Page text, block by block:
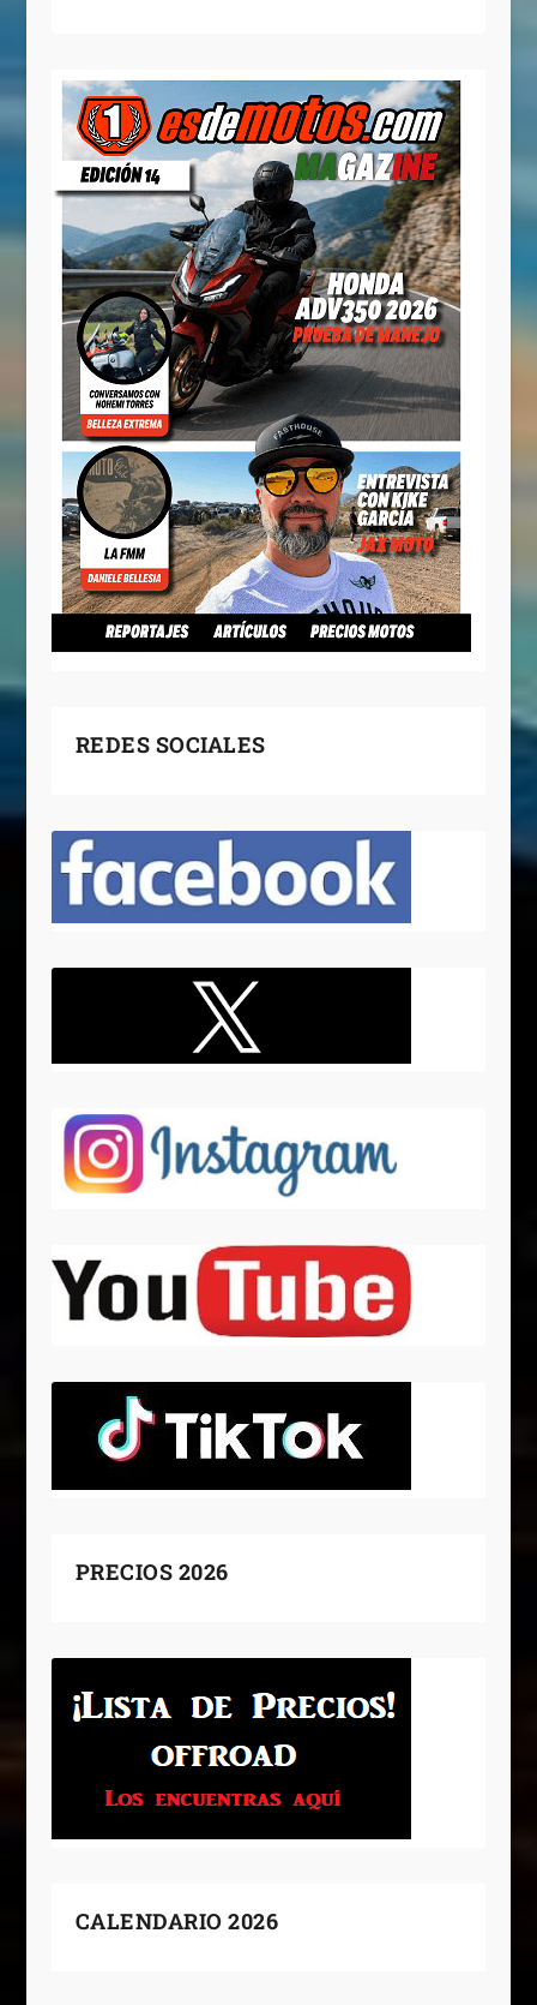
REDES SOCIALES
PRECIOS 2026
CALENDARIO 2026